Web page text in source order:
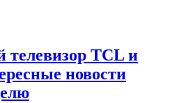
TCL и
новости